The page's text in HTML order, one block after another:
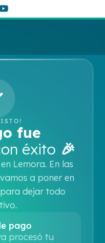
fue
éxito 🎉
Lemora. En las
a poner en
dejar todo
pago
procesó tu